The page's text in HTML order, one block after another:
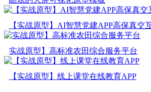
【实战原型】AI智慧党建APP高保真交
实战原型】高标准农田综合服务平台
【实战原型】线上课堂在线教育APP